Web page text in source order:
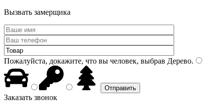
Вызвать замерщика
Пожалуйста, докажите, что вы человек, выбрав Дерево.
Заказать звонок